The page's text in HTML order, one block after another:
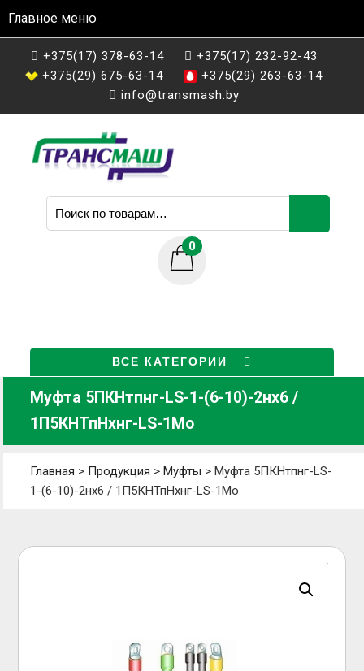
Главное меню
+375(17) 378-63-14
+375(17) 232-92-43
+375(29) 675-63-14
+375(29) 263-63-14
info@transmash.by
0
ВСЕ КАТЕГОРИИ
Муфта 5ПКНтпнг-LS-1-(6-10)-2нх6 /
1П5КНТпНхнг-LS-1Мо
Главная > Продукция > Муфты > Муфта 5ПКНтпнг-LS-
1-(6-10)-2нх6 / 1П5КНТпНхнг-LS-1Мо